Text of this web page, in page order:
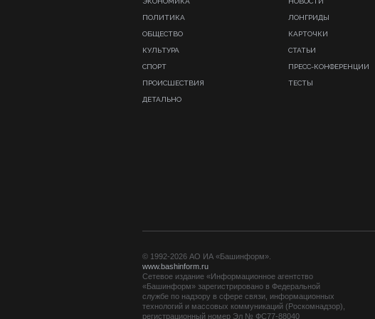
ПОЛИТИКА
ОБЩЕСТВО
КУЛЬТУРА
СПОРТ
ПРОИСШЕСТВИЯ
ДЕТАЛЬНО
ЛОНГРИДЫ
КАРТОЧКИ
СТАТЬИ
ПРЕСС-КОНФЕРЕНЦИИ
ТЕСТЫ
© 1992-2026 АО ИА «Башинформ».
www.bashinform.ru
Сетевое издание «Информационное агентство
«Башинформ» зарегистрировано в Федеральной
службе по надзору в сфере связи, информационных
технологий и массовых коммуникаций (Роскомнадзор),
регистрационный номер Эл № ФС77-88040